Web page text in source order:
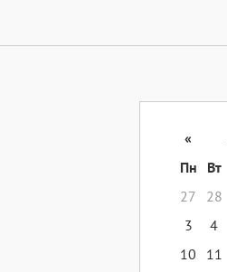
«
Пн
Вт
27
28
3
4
10
11